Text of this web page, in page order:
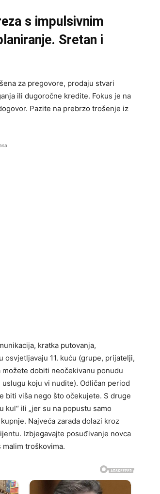
s impulsivnim
Sretan i
za pregovore, prodaju stvari
ili dugoročne kredite. Fokus je na
Pazite na prebrzo trošenje iz
kratka putovanja,
osvjetljavaju 11. kuću (grupe, prijatelji,
dobiti neočekivanu ponudu
koju vi nudite). Odličan period
biti viša nego što očekujete. S druge
kul“ ili „jer su na popustu samo
Najveća zarada dolazi kroz
Izbjegavajte posuđivanje novca
malim troškovima.